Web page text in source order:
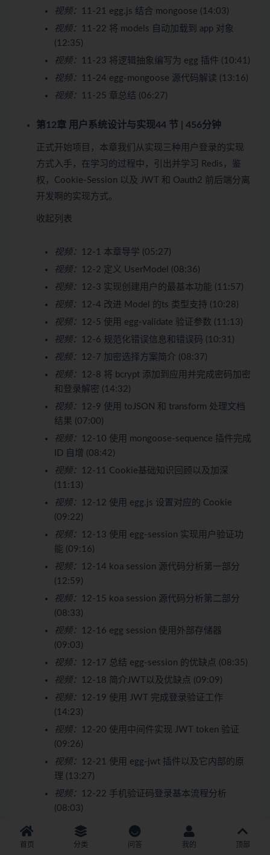
视频：
11-21 egg.js 结合 mongoose (14:03)
视频：
11-22 将 models 自动加载到 app 对象
(12:35)
视频：
11-23 将逻辑抽象编写为 egg 插件 (10:41)
视频：
11-24 egg-mongoose 源代码解读 (13:16)
视频：
11-25 章总结 (06:27)
第12章 用户系统设计与实现44 节 | 456分钟
正式开始项目，本章我们从实现三种用户登录的实现
方式入手，在学习的过程中，引出并学习 Redis，鉴
权，Cookie-Session 以及 JWT 和 Oauth2 前后端分离
开发啊的实现方式。
收起列表
视频：
12-1 本章导学 (05:27)
视频：
12-2 定义 UserModel (08:36)
视频：
12-3 实现创建用户的最基本功能 (11:57)
视频：
12-4 改进 Model 的ts 类型支持 (10:28)
视频：
12-5 使用 egg-validate 验证参数 (11:13)
视频：
12-6 规范化错误信息和错误码 (10:31)
视频：
12-7 加密选择方案简介 (08:37)
视频：
12-8 将 bcrypt 添加到应用并完成密码加密
和登录解密 (14:32)
视频：
12-9 使用 toJSON 和 transform 处理文档
结果 (07:00)
视频：
12-10 使用 mongoose-sequence 插件完成
ID 自增 (08:42)
视频：
12-11 Cookie基础知识回顾以及加深
(11:13)
视频：
12-12 使用 egg.js 设置对应的 Cookie
(09:22)
视频：
12-13 使用 egg-session 实现用户验证功
能 (09:16)
视频：
12-14 koa session 源代码分析第一部分
(12:59)
视频：
12-15 koa session 源代码分析第二部分
(08:33)
视频：
12-16 egg session 使用外部存储器
(09:03)
视频：
12-17 总结 egg-session 的优缺点 (08:35)
视频：
12-18 简介JWT以及优缺点 (09:09)
视频：
12-19 使用 JWT 完成登录验证工作
(14:23)
视频：
12-20 使用中间件实现 JWT token 验证
(09:26)
视频：
12-21 使用 egg-jwt 插件以及它内部的原
理 (13:27)
视频：
12-22 手机验证码登录基本流程分析
(08:03)
视频：12-23 手动编译安装 redis (07:32)
视频：12-24 使用 redis-cli 进行基本操作 (08:48)
首页 分类 问答 我的 顶部